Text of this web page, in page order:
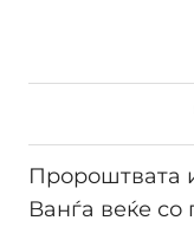
Пророштвата
Ванѓа веќе со